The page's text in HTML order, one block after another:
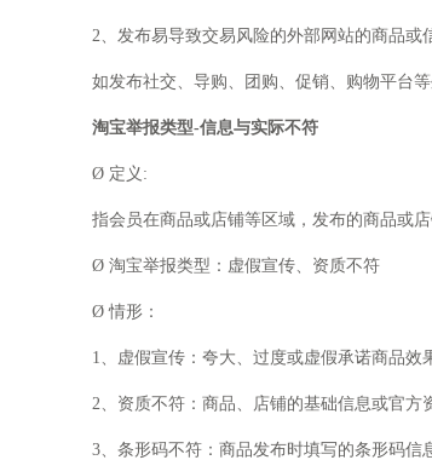
2、发布易导致交易风险的外部网站的商品或
如发布社交、导购、团购、促销、购物平台等
淘宝举报类型-信息与实际不符
Ø 定义:
指会员在商品或店铺等区域，发布的商品或店
Ø 淘宝举报类型：虚假宣传、资质不符
Ø 情形：
1、虚假宣传：夸大、过度或虚假承诺商品效
2、资质不符：商品、店铺的基础信息或官方
3、条形码不符：商品发布时填写的条形码信